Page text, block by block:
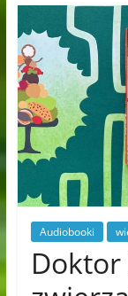
Audiobooki